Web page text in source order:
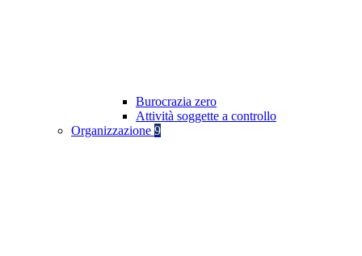
Burocrazia zero
Attività soggette a controllo
Organizzazione 9